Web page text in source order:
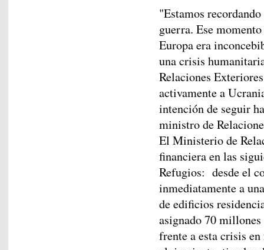
"Estamos
guerra. Ese
Europa era
una crisis
Relaciones
activamente a
intención de seguir
ministro de
El Ministerio de
financiera en las
Refugios: desde el
inmediatamente a
de edificios
asignado 70 millones
frente a esta crisis